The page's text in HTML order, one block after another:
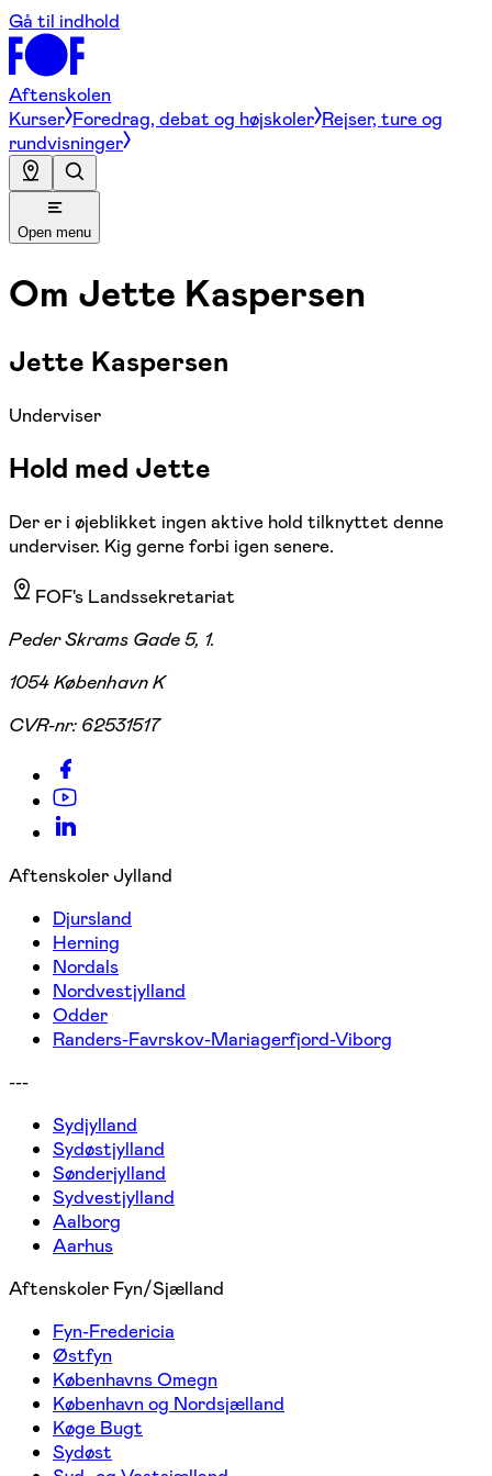
Gå til indhold
Aftenskolen
Kurser Foredrag, debat og højskoler Rejser, ture og
rundvisninger
Open menu
Om Jette Kaspersen
Jette Kaspersen
Underviser
Hold med Jette
Der er i øjeblikket ingen aktive hold tilknyttet denne
underviser. Kig gerne forbi igen senere.
FOF's Landssekretariat
Peder Skrams Gade 5, 1.
1054 København K
CVR-nr: 62531517
Aftenskoler Jylland
Djursland
Herning
Nordals
Nordvestjylland
Odder
Randers-Favrskov-Mariagerfjord-Viborg
---
Sydjylland
Sydøstjylland
Sønderjylland
Sydvestjylland
Aalborg
Aarhus
Aftenskoler Fyn/Sjælland
Fyn-Fredericia
Østfyn
Københavns Omegn
København og Nordsjælland
Køge Bugt
Sydøst